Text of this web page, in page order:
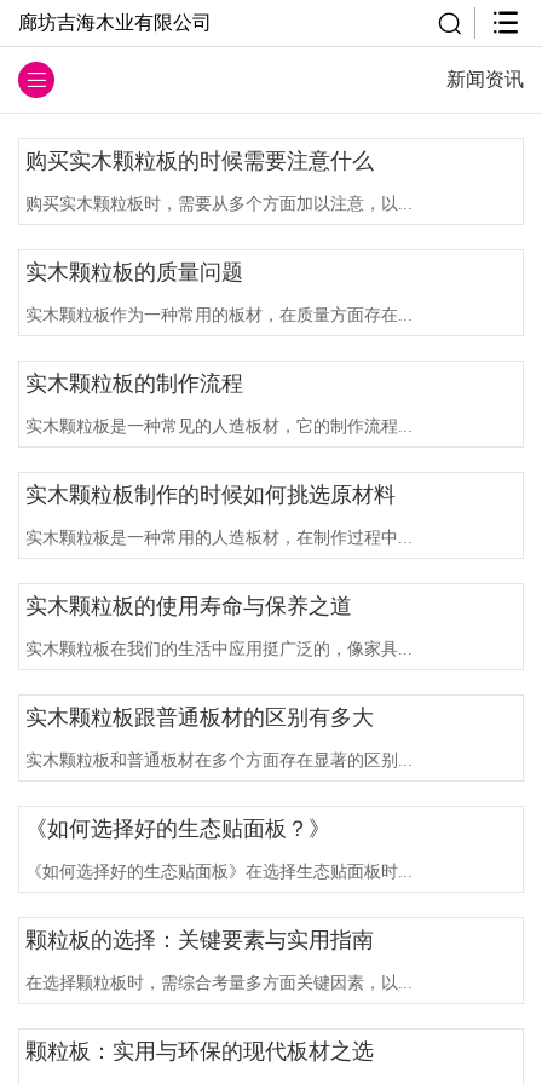
廊坊吉海木业有限公司
新闻资讯
购买实木颗粒板的时候需要注意什么
购买实木颗粒板时，需要从多个方面加以注意，以...
实木颗粒板的质量问题
实木颗粒板作为一种常用的板材，在质量方面存在...
实木颗粒板的制作流程
实木颗粒板是一种常见的人造板材，它的制作流程...
实木颗粒板制作的时候如何挑选原材料
实木颗粒板是一种常用的人造板材，在制作过程中...
实木颗粒板的使用寿命与保养之道
实木颗粒板在我们的生活中应用挺广泛的，像家具...
实木颗粒板跟普通板材的区别有多大
实木颗粒板和普通板材在多个方面存在显著的区别...
《如何选择好的生态贴面板？》
《如何选择好的生态贴面板》在选择生态贴面板时...
颗粒板的选择：关键要素与实用指南
在选择颗粒板时，需综合考量多方面关键因素，以...
颗粒板：实用与环保的现代板材之选